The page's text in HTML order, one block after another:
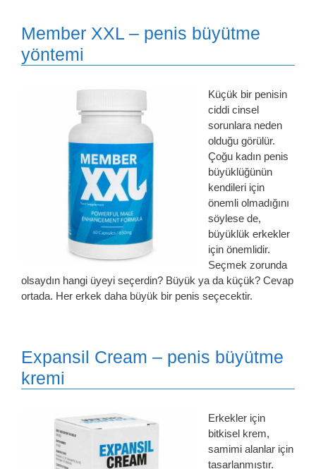
Member XXL – penis büyütme
yöntemi
Küçük bir penisin
ciddi cinsel
sorunlara neden
olduğu görülür.
Çoğu kadın penis
büyüklüğünün
kendileri için
önemli olmadığını
söylese de,
büyüklük erkekler
için önemlidir.
Seçmek zorunda
olsaydın hangi üyeyi seçerdin? Büyük ya da küçük? Cevap
ortada. Her erkek daha büyük bir penis seçecektir.
Expansil Cream – penis büyütme
kremi
Erkekler için
bitkisel krem,
samimi alanlar için
tasarlanmıştır.